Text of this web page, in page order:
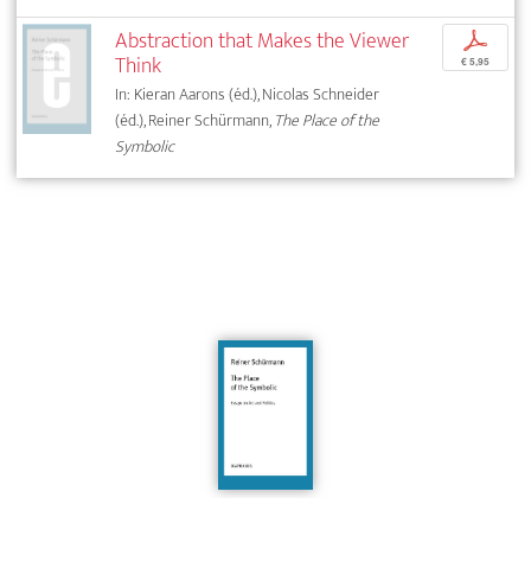
Abstraction that Makes the Viewer
Think
In: Kieran Aarons (éd.), Nicolas Schneider
(éd.), Reiner Schürmann,The Place of the
Symbolic
p
€ 5,95